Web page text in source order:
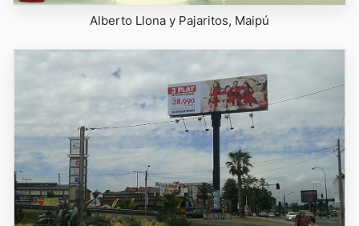
Alberto Llona y Pajaritos, Maipú